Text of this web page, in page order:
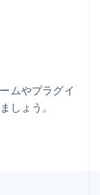
ムやプラグイ
しょう。